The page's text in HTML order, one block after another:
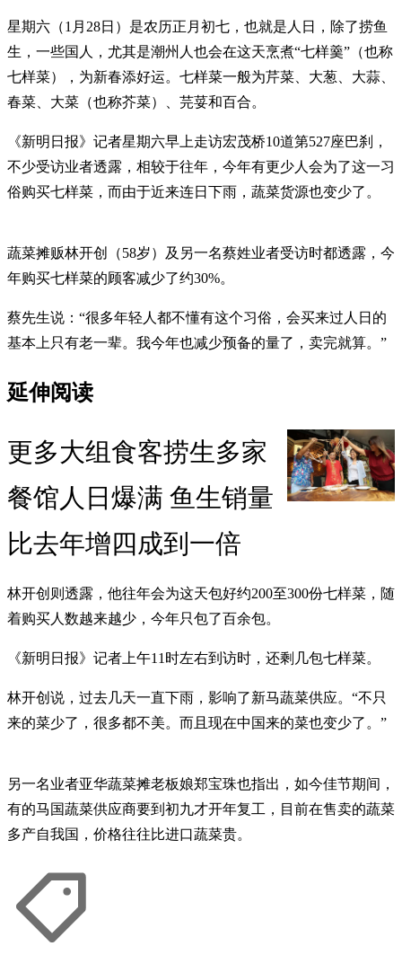
星期六（1月28日）是农历正月初七，也就是人日，除了捞鱼
生，一些国人，尤其是潮州人也会在这天烹煮“七样羹”（也称
七样菜），为新春添好运。七样菜一般为芹菜、大葱、大蒜、
春菜、大菜（也称芥菜）、芫荽和百合。
《新明日报》记者星期六早上走访宏茂桥10道第527座巴刹，
不少受访业者透露，相较于往年，今年有更少人会为了这一习
俗购买七样菜，而由于近来连日下雨，蔬菜货源也变少了。
蔬菜摊贩林开创（58岁）及另一名蔡姓业者受访时都透露，今
年购买七样菜的顾客减少了约30%。
蔡先生说：“很多年轻人都不懂有这个习俗，会买来过人日的
基本上只有老一辈。我今年也减少预备的量了，卖完就算。”
延伸阅读
更多大组食客捞生多家
餐馆人日爆满 鱼生销量
比去年增四成到一倍
林开创则透露，他往年会为这天包好约200至300份七样菜，随
着购买人数越来越少，今年只包了百余包。
《新明日报》记者上午11时左右到访时，还剩几包七样菜。
林开创说，过去几天一直下雨，影响了新马蔬菜供应。“不只
来的菜少了，很多都不美。而且现在中国来的菜也变少了。”
另一名业者亚华蔬菜摊老板娘郑宝珠也指出，如今佳节期间，
有的马国蔬菜供应商要到初九才开年复工，目前在售卖的蔬菜
多产自我国，价格往往比进口蔬菜贵。